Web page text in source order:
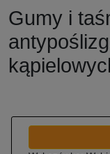
Gumy i